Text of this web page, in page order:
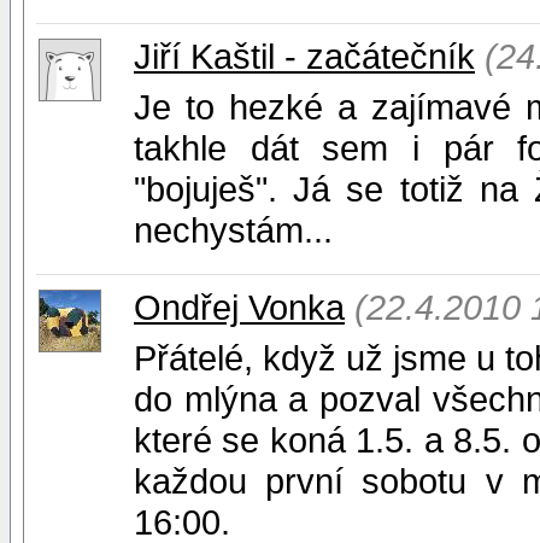
Jiří Kaštil - začátečník
Je to hezké a zajímavé
takhle dát sem i pár
"bojuješ". Já se totiž na
nechystám...
Ondřej Vonka (22.4.2010
Přátelé, když už jsme u
do mlýna a pozval
které se koná 1.5. a 8.5.
každou první sobotu v
16:00.